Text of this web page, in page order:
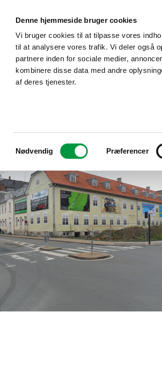
Denne hjemmeside bruger cookies
Vi bruger cookies til at tilpasse vores
til at analysere vores trafik. Vi deler også
partnere inden for sociale medier,
kombinere disse data med andre
af deres tjenester.
Samtykkevalg
Nødvendig Præferencer
FORSIDE PRODUKTER